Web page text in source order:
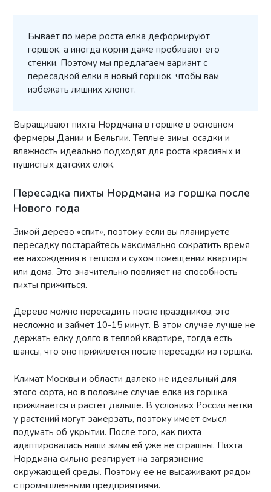
Бывает по мере роста елка деформируют
горшок, а иногда корни даже пробивают его
стенки. Поэтому мы предлагаем вариант с
пересадкой елки в новый горшок, чтобы вам
избежать лишних хлопот.
Выращивают пихта Нордмана в горшке в основном
фермеры Дании и Бельгии. Теплые зимы, осадки и
влажность идеально подходят для роста красивых и
пушистых датских елок.
Пересадка пихты Нордмана из горшка после
Нового года
Зимой дерево «спит», поэтому если вы планируете
пересадку постарайтесь максимально сократить время
ее нахождения в теплом и сухом помещении квартиры
или дома. Это значительно повлияет на способность
пихты прижиться.
Дерево можно пересадить после праздников, это
несложно и займет 10-15 минут. В этом случае лучше не
держать елку долго в теплой квартире, тогда есть
шансы, что оно приживется после пересадки из горшка.
Климат Москвы и области далеко не идеальный для
этого сорта, но в половине случае елка из горшка
приживается и растет дальше. В условиях России ветки
у растений могут замерзать, поэтому имеет смысл
подумать об укрытии. После того, как пихта
адаптировалась наши зимы ей уже не страшны. Пихта
Нордмана сильно реагирует на загрязнение
окружающей среды. Поэтому ее не высаживают рядом
с промышленными предприятиями.